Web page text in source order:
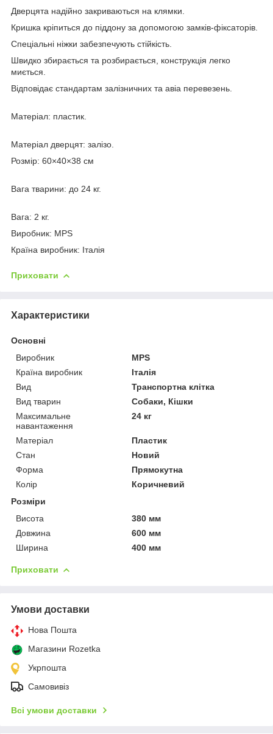
Дверцята надійно закриваються на клямки.
Кришка кріпиться до піддону за допомогою замків-фіксаторів.
Спеціальні ніжки забезпечують стійкість.
Швидко збирається та розбирається, конструкція легко
миється.
Відповідає стандартам залізничних та авіа перевезень.
Матеріал: пластик.
Матеріал дверцят: залізо.
Розмір: 60×40×38 см
Вага тварини: до 24 кг.
Вага: 2 кг.
Виробник: MPS
Країна виробник: Італія
Приховати
Характеристики
Основні
Виробник
MPS
Країна виробник
Італія
Вид
Транспортна клітка
Вид тварин
Собаки, Кішки
Максимальне
навантаження
24 кг
Матеріал
Пластик
Стан
Новий
Форма
Прямокутна
Колір
Коричневий
Розміри
Висота
380 мм
Довжина
600 мм
Ширина
400 мм
Приховати
Умови доставки
Нова Пошта
Магазини Rozetka
Укрпошта
Самовивіз
Всі умови доставки